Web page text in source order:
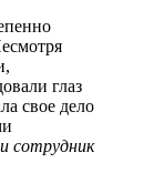
глаз
свое дело
сотрудник